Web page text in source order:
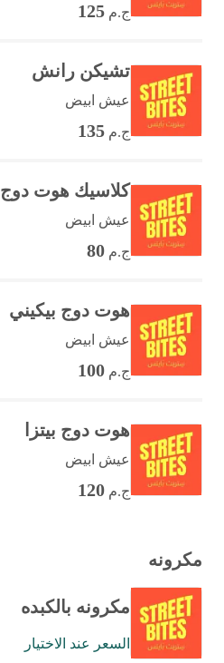
ج.م 125
تشيكن رانش
عيش ابيض
ج.م 135
كلاسيك هوت دوج
عيش ابيض
ج.م 80
هوت دوج بيكيني
عيش ابيض
ج.م 100
هوت دوج بيتزا
عيش ابيض
ج.م 120
مكرونه
مكرونه بالكبده
السعر عند الاختيار